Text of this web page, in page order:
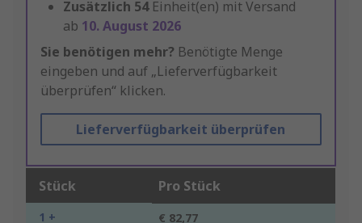
Zusätzlich 54 Einheit(en) mit Versand
ab 10. August 2026
Sie benötigen mehr? Benötigte Menge
eingeben und auf „Lieferverfügbarkeit
überprüfen“ klicken.
Lieferverfügbarkeit überprüfen
Stück Pro Stück
1 + € 82,77